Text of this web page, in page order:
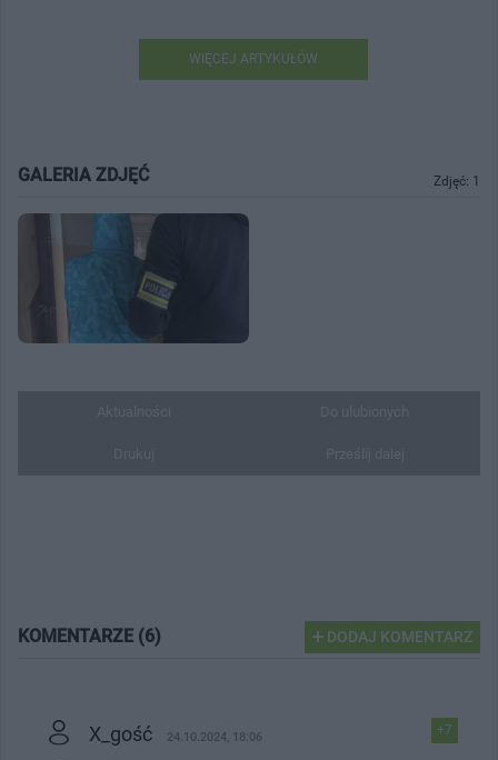
WIĘCEJ ARTYKUŁÓW
Zdjęć: 1
GALERIA ZDJĘĆ
KOMENTARZE (6) DODAJ KOMENTARZ
+7
X_gość 24.10.2024, 18:06